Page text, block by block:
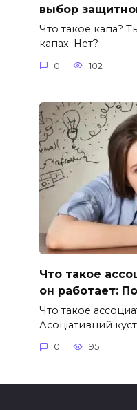
выбор
Что такое капа?
капах. Нет?
0 102
Что такое
он работает:
Что такое
Асоціативний
0 95